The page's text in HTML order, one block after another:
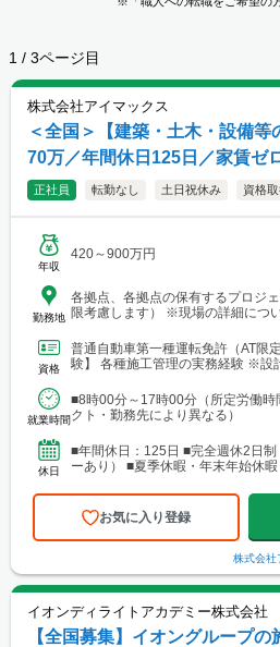
1 / 3ページ目
株式会社アイマックス
＜全国＞【建築・土木・設備
70万／年間休日125日／家賃ゼ
正社員 転勤なし 土日祝休み 資格
年収
420～900万円
勤務地
各拠点、各拠点の保有するプロジ
限考慮します） ※現場の詳細につ
谷区代々木2-23-1 ニューステート
「新宿駅」から徒歩5分 ※東京都
木・群馬・茨城・埼玉・山梨・千
7-4（アーケード内） 宮城商事ビ
森・岩手・秋田・山形・福島などに現場あり ■北
10条西3丁目13 NKエルムビル1F
駅」徒歩3分、JR「札幌駅」徒歩9
ど）に現場あり。 ■関西支店 神
東町122-2 港都ビル8階 └アクセス
歩2分、「三宮駅」から徒歩8分 ※
アのほか、西日本（九州・四国
西支店 大阪事務所 大阪府大阪市
ル5階10号 └アクセス：阪急電鉄
駅」、JR「大阪駅」よりアクセス
たエリアのほか、東海・北陸エリ
資格
普通自動車第一種運転免許（AT限
験】 各種施工管理の実務経験 ※設
就業時間
■8時00分～17時00分（所定労働
クト・勤務先により異なる）
休日
■年間休日：125日 ■完全週休2日
ーあり） ■夏季休暇・年末年始休
お気に入り登録
株式会社
イオンディライトアカデミー株式会社
【全国募集】イオングループ